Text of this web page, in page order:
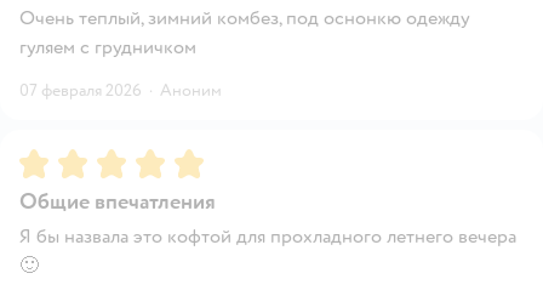
Очень теплый, зимний комбез, под оснонкю одежду
гуляем с грудничком
07 февраля 2026 · Аноним
Рейтинг:5
Общие впечатления
Я бы назвала это кофтой для прохладного летнего вечера
🙂